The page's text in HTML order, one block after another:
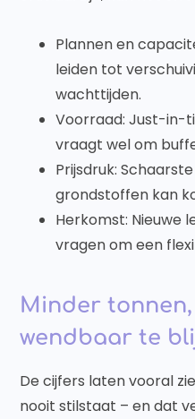
Plannen en
leiden tot
wachttijden.
Voorraad: Just-in-
vraagt wel om
Prijsdruk:
grondstoffen kan
Herkomst: Nieuwe
vragen om een
Minder
wendbaar te
De cijfers laten vooral
nooit stilstaat – en dat